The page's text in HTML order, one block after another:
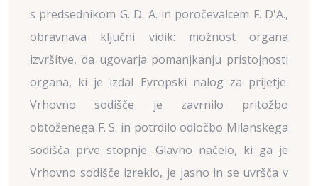
s predsednikom G. D. A. in poročevalcem F. D'A.,
obravnava ključni vidik: možnost organa
izvršitve, da ugovarja pomanjkanju pristojnosti
organa, ki je izdal Evropski nalog za prijetje.
Vrhovno sodišče je zavrnilo pritožbo
obtoženega F. S. in potrdilo odločbo Milanskega
sodišča prve stopnje. Glavno načelo, ki ga je
Vrhovno sodišče izreklo, je jasno in se uvršča v